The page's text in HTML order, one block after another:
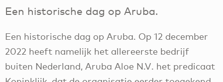
Een historische dag op Aruba.
Een historische dag op Aruba. Op 12 december
2022 heeft namelijk het allereerste bedrijf
buiten Nederland, Aruba Aloe N.V. het predicaat